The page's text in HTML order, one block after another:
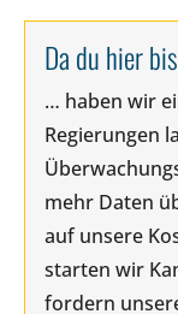
Da du hier
… haben wir
Regierungen
mehr Daten
auf unsere
starten wir
fordern